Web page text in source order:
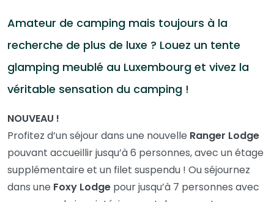
Amateur de camping mais toujours à la
recherche de plus de luxe ? Louez un tente
glamping meublé au Luxembourg et vivez la
véritable sensation du camping !
NOUVEAU !
Profitez d’un séjour dans une nouvelle Ranger Lodge
pouvant accueillir jusqu’à 6 personnes, avec un étage
supplémentaire et un filet suspendu ! Ou séjournez
dans une Foxy Lodge pour jusqu’à 7 personnes avec